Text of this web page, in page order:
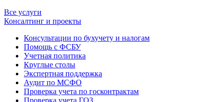
Все услуги
Консалтинг и проекты
Консультации по бухучету и налогам
Помощь с ФСБУ
Учетная политика
Круглые столы
Экспертная поддержка
Аудит по МСФО
Проверка учета по госконтрактам
Проверка учета ГОЗ